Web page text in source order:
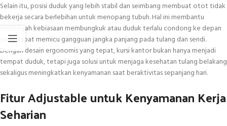
Selain itu, posisi duduk yang lebih stabil dan seimbang membuat otot tidak
bekerja secara berlebihan untuk menopang tubuh. Hal ini membantu
mencegah kebiasaan membungkuk atau duduk terlalu condong ke depan
yang dapat memicu gangguan jangka panjang pada tulang dan sendi.
Dengan desain ergonomis yang tepat, kursi kantor bukan hanya menjadi
tempat duduk, tetapi juga solusi untuk menjaga kesehatan tulang belakang
sekaligus meningkatkan kenyamanan saat beraktivitas sepanjang hari.
Fitur Adjustable untuk Kenyamanan Kerja
Seharian